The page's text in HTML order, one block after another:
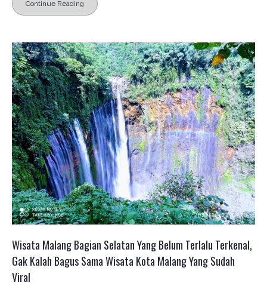
Continue Reading
Wisata Malang Bagian Selatan Yang Belum Terlalu Terkenal,
Gak Kalah Bagus Sama Wisata Kota Malang Yang Sudah
Viral